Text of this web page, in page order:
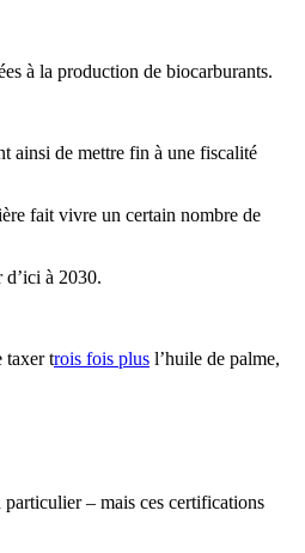
à la production de biocarburants.
ainsi de mettre fin à une fiscalité
fait vivre un certain nombre de
à 2030.
taxer trois fois plus l’huile de palme,
– mais ces certifications